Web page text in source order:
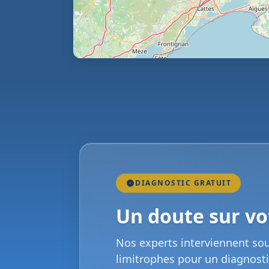
DIAGNOSTIC GRATUIT
Un doute sur
Nos experts interviennent
limitrophes pour un